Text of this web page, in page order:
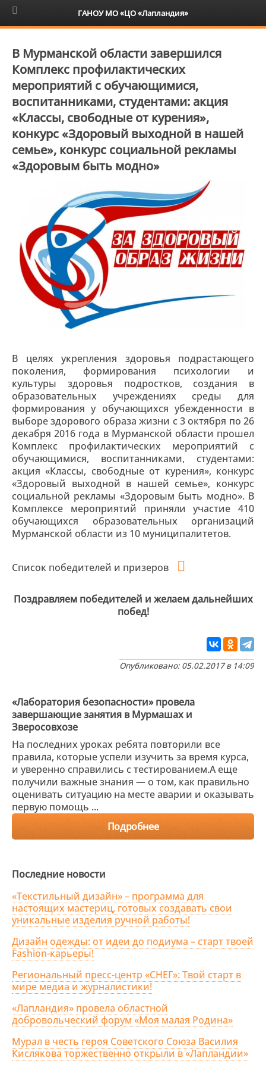
6+
В Мурманской области завершился
Комплекс профилактических
мероприятий с обучающимися,
воспитанниками, студентами: акция
«Классы, свободные от курения»,
конкурс «Здоровый выходной в нашей
семье», конкурс социальной рекламы
«Здоровым быть модно»
В целях укрепления здоровья подрастающего
поколения, формирования психологии и
культуры здоровья подростков, создания в
образовательных учреждениях среды для
формирования у обучающихся убежденности в
выборе здорового образа жизни с 3 октября по 26
декабря 2016 года в Мурманской области прошел
Комплекс профилактических мероприятий с
обучающимися, воспитанниками, студентами:
акция «Классы, свободные от курения», конкурс
«Здоровый выходной в нашей семье», конкурс
социальной рекламы «Здоровым быть модно». В
Комплексе мероприятий приняли участие 410
обучающихся образовательных организаций
Мурманской области из 10 муниципалитетов.
Список победителей и призеров
Поздравляем победителей и желаем дальнейших
побед!
Опубликовано: 05.02.2017 в 14:09
«Лаборатория безопасности» провела
завершающие занятия в Мурмашах и
Зверосовхозе
На последних уроках ребята повторили все
правила, которые успели изучить за время курса,
и уверенно справились с тестированием.А еще
получили важные знания — о том, как правильно
оценивать ситуацию на месте аварии и оказывать
первую помощь ...
Подробнее
Последние новости
«Текстильный дизайн» – программа для
настоящих мастериц, готовых создавать свои
уникальные изделия ручной работы!
Дизайн одежды: от идеи до подиума – старт твоей
Fashion-карьеры!
Региональный пресс-центр «СНЕГ»: Твой старт в
мире медиа и журналистики!
«Лапландия» провела областной
добровольческий форум «Моя малая Родина»
Мурал в честь героя Советского Союза Василия
Кислякова торжественно открыли в «Лапландии»
ГАНОУ МО «ЦО «Лапландия»